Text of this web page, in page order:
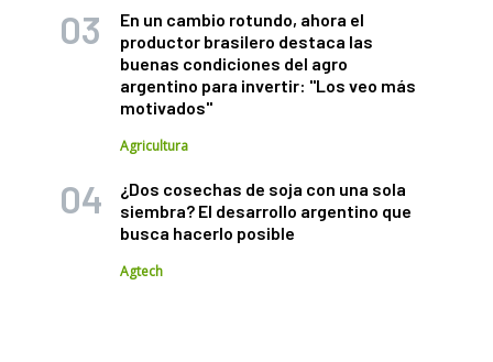
En un cambio rotundo, ahora el
productor brasilero destaca las
buenas condiciones del agro
argentino para invertir: "Los veo más
motivados"
Agricultura
¿Dos cosechas de soja con una sola
siembra? El desarrollo argentino que
busca hacerlo posible
Agtech